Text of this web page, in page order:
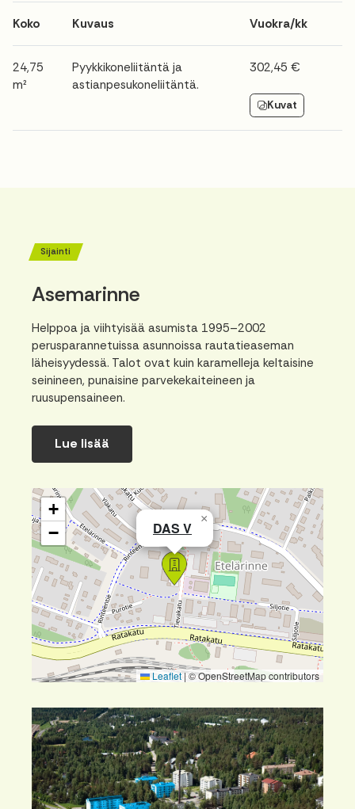
Koko Kuvaus Vuokra/kk
24,75
m²
Pyykkikoneliitäntä ja
astianpesukoneliitäntä.
302,45 €
Kuvat
Sijainti
Asemarinne
Helppoa ja viihtyisää asumista 1995–2002
perusparannetuissa asunnoissa rautatieaseman
läheisyydessä. Talot ovat kuin karamelleja keltaisine
seinineen, punaisine parvekekaiteineen ja
ruusupensaineen.
Lue lisää
DAS V
×
+
−
Leaflet|© OpenStreetMap contributors